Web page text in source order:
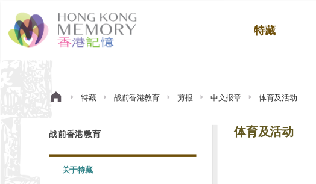
特藏
特藏 战前香港教育 剪报 中文报章 体育及活动
战前香港教育
关于特藏
体育及活动